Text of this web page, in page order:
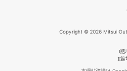
Copyright © 2026 Mitsui
I館
II館